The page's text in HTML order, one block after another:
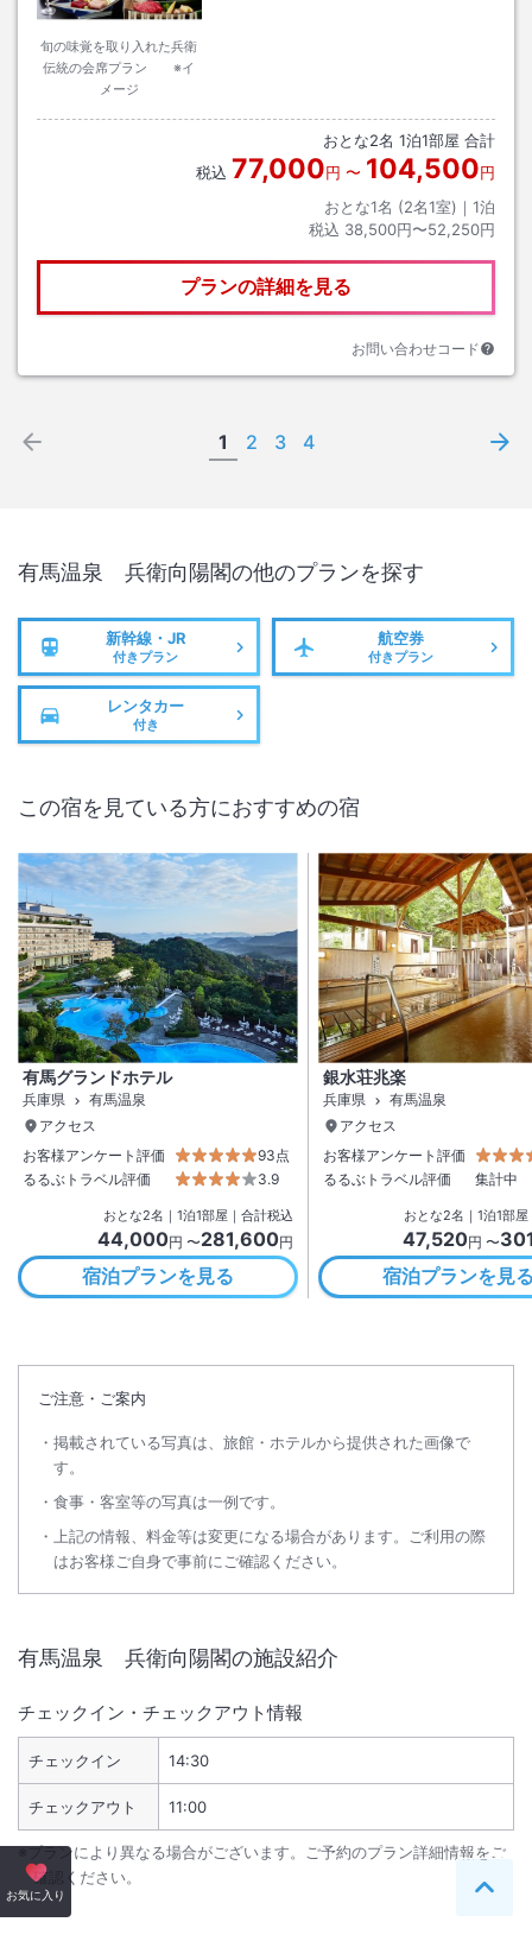
旬の味覚を取り入れた兵衛
伝統の会席プラン ※イ
メージ
おとな2名 1泊1部屋 合計
税込 77,000円 〜 104,500円
おとな1名 (2名1室)｜ 1泊
税込 38,500円〜52,250円
プランの詳細を見る
お問い合わせコード
1 2 3 4
有馬温泉 兵衛向陽閣の他のプランを探す
新幹線・JR
付きプラン
航空券
付きプラン
レンタカー
付き
この宿を見ている方におすすめの宿
有馬グランドホテル
兵庫県
有馬温泉
アクセス
お客様アンケート評価
93点
るるぶトラベル評価
3.9
おとな2名 ｜ 1泊1部屋｜合計税込
44,000円 〜281,600円
宿泊プランを見る
銀水荘兆楽
兵庫県
有馬温泉
アクセス
お客様アンケート評価
るるぶトラベル評価
集計中
おとな2名 ｜ 1泊1部屋
47,520円 〜
宿泊プランを見
ご注意・ご案内
掲載されている写真は、旅館・ホテルから提供された画像で
す。
食事・客室等の写真は一例です。
上記の情報、料金等は変更になる場合があります。ご利用の際
はお客様ご自身で事前にご確認ください。
有馬温泉 兵衛向陽閣の施設紹介
チェックイン・チェックアウト情報
チェックイン 14:30
チェックアウト 11:00
※プランにより異なる場合がございます。ご予約のプラン詳細情報をご
確認ください。
お気に入り ペー